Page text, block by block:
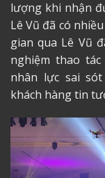
lượng khi nhận
Lê Vũ đã có
gian qua Lê Vũ
nghiệm thao
nhân lực sai
khách hàng tin